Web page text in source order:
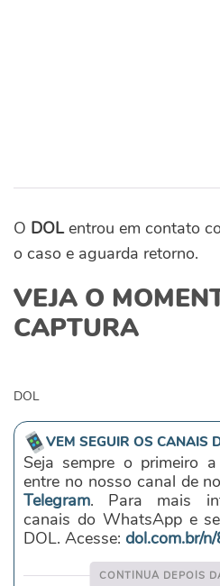
O DOLentrou em contato
o caso e aguarda retorno.
VEJA O
CAPTURA
DOL
VEM SEGUIR OS CANAIS
Seja sempre o primeiro
entre no nosso canal de
Telegram. Para mais
canais do WhatsApp e
DOL. Acesse: dol.com.br/